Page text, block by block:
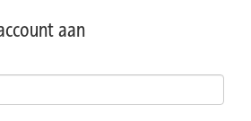
aan